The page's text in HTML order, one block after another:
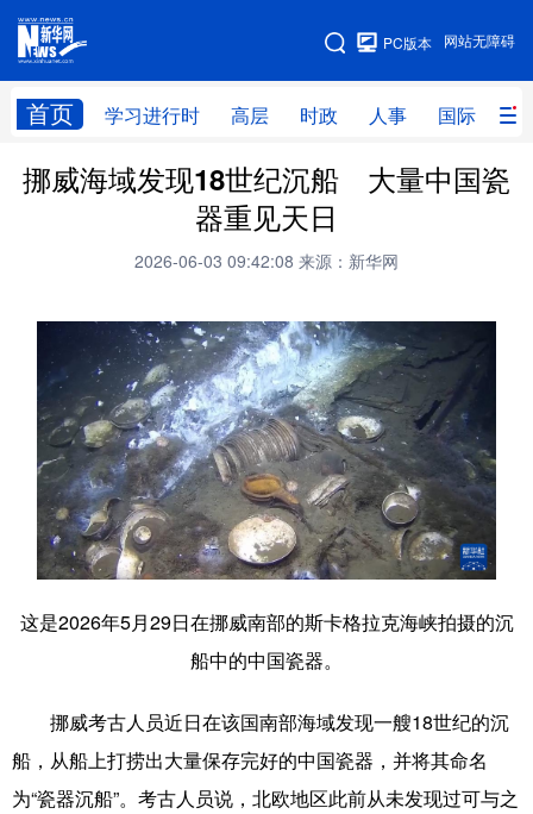
网站无障碍
PC版本
首页 学习进行时 高层 时政 人事 国际 财
网站地图
学习进行时 高层 时政 人事
财经 网评
科创 量子
文化 书画 健康
访谈 视频 图片 政务
法律 中央文件 金融 汽车
食品 人居 信息化 数字经济
学术中国 乡村振兴 银龄 溯源中国
城市 旅游 能源 会展
公益 一带一路 亚太网 上市公司
挪威海域发现18世纪沉船 大量中国瓷
器重见天日
2026-06-03 09:42:08 来源：新华网
这是2026年5月29日在挪威南部的斯卡格拉克海峡拍摄的沉
船中的中国瓷器。
挪威考古人员近日在该国南部海域发现一艘18世纪的沉
船，从船上打捞出大量保存完好的中国瓷器，并将其命名
为“瓷器沉船”。考古人员说，北欧地区此前从未发现过可与之